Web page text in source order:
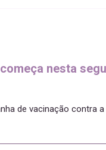
nesta
de vacinação contra